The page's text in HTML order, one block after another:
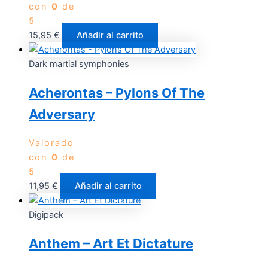
con 0 de
5
15,95 € Añadir al carrito
Dark martial symphonies
Acherontas – Pylons Of The
Adversary
Valorado
con 0 de
5
11,95 € Añadir al carrito
Digipack
Anthem – Art Et Dictature